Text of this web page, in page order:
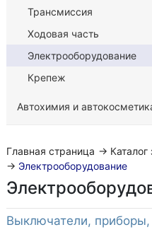
Трансмиссия
Ходовая часть
Электрооборудование
Крепеж
Автохимия и
Главная страница → Каталог
→ Электрооборудование
Выключатели, приборы,